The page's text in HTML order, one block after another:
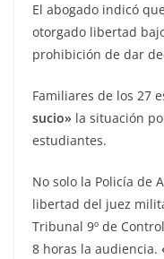
El abogado indicó
otorgado libertad
prohibición de dar
Familiares de los 27
sucio» la situación
estudiantes.
No solo la Policía de
libertad del juez
Tribunal 9º de
8 horas la audiencia.